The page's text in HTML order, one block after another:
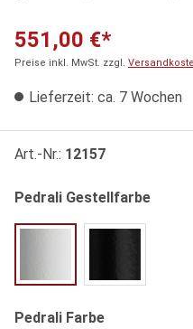
551,00 €*
Preise inkl. MwSt. zzgl.
Lieferzeit: ca. 7 Wochen
Art.-Nr.: 12157
Pedrali Gestellfarbe
Pedrali Farbeauswählen